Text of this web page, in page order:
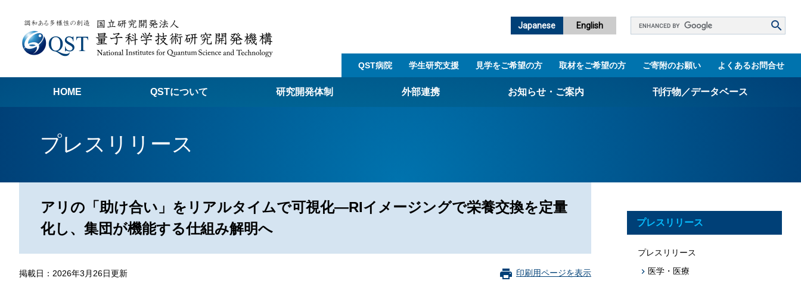
Japanese English
Google
ス
QST病院 学生研究支援​ 見学をご希望の方 取材をご希望の方 ご寄附のお願い よくあるお問合せ
HOME QSTについて 研究開発体制
量子医科学研究所
QST病院
外部連携
SIP第3期「先進的量子技術基盤の社会課題への応用促
お知らせ・ご案内 刊行物／データベース
技術シーズ集／知財マップ
プレスリリース
アリの「助け合い」をリアルタイムで可視化―RIイメージングで栄養交換を定量
化し、集団が機能する仕組み解明へ
掲載日：2026年3月26日更新 印刷用ページを表示
プレスリリース
プレスリリース
医学・医療